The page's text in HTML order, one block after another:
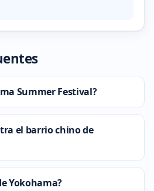
Summer Festival?
el barrio chino de
Yokohama?